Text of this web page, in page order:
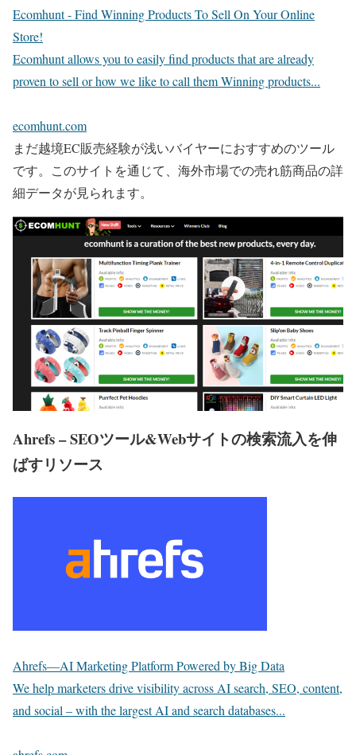
Ecomhunt - Find Winning Products To Sell On Your Online
Store!
Ecomhunt allows you to easily find products that are already
proven to sell or how we like to call them Winning products...
ecomhunt.com
まだ越境EC販売経験が浅いバイヤーにおすすめのツール
です。このサイトを通じて、海外市場での売れ筋商品の詳
細データが見られます。
Ahrefs – SEOツール&Webサイトの検索流入を伸
ばすリソース
Ahrefs—AI Marketing Platform Powered by Big Data
We help marketers drive visibility across AI search, SEO, content,
and social – with the largest AI and search databases...